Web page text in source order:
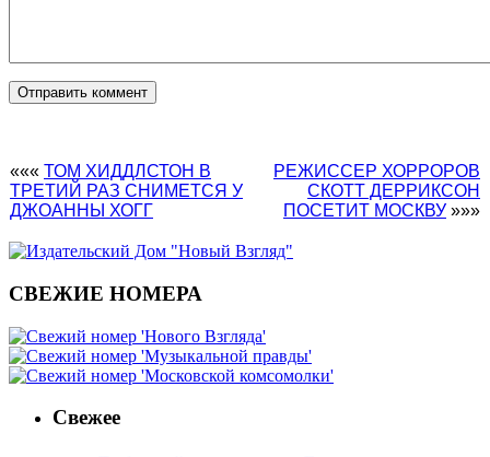
««« ТОМ ХИДДЛСТОН В
ТРЕТИЙ РАЗ СНИМЕТСЯ У
ДЖОАННЫ ХОГГ
РЕЖИССЕР ХОРРОРОВ
СКОТТ ДЕРРИКСОН
ПОСЕТИТ МОСКВУ »»»
СВЕЖИЕ НОМЕРА
Свежее